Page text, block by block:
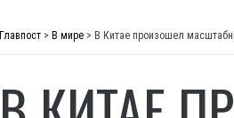
Главпост > В мире > В Китае произошел